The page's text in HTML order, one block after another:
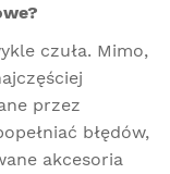
czuła. Mimo,
przez
błędów,
akcesoria